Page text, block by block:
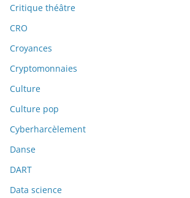
Critique théâtre
CRO
Croyances
Cryptomonnaies
Culture
Culture pop
Cyberharcèlement
Danse
DART
Data science